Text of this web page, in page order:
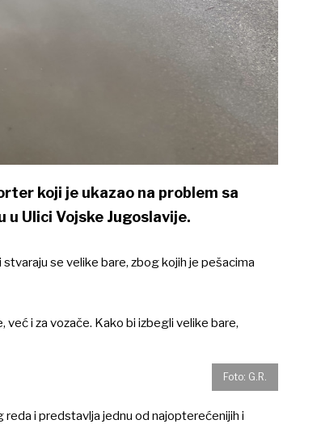
koji je ukazao na problem sa
Ulici Vojske Jugoslavije.
se velike bare, zbog kojih je pešacima
i za vozače. Kako bi izbegli velike bare,
Foto: G.R.
i predstavlja jednu od najopterećenijih i